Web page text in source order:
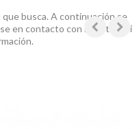
busca. A continuación se
en contacto con nosotros si